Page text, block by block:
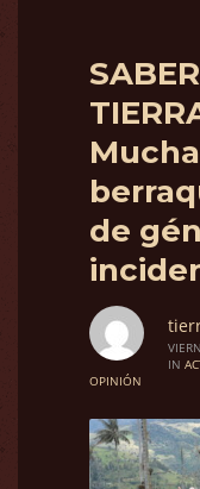
de
IN
OPINIÓN